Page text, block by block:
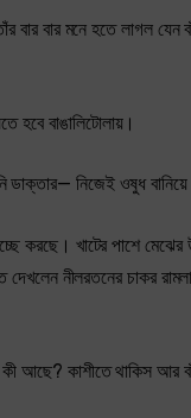
বার বার মনে হতে লাগল
হবে বাঙালিটোলায়।
নিজেই ওষুধ
করছে। খাটের পাশে
নীলরতনের চাকর
আছে? কাশীতে থাকিস আর